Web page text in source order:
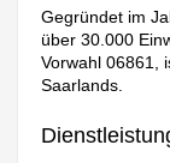
Gegründet im
über 30.000
Vorwahl 06861,
Saarlands.